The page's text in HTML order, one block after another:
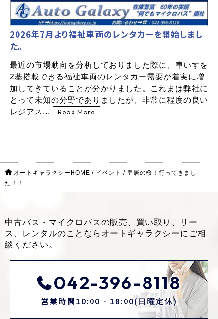
2026年7月より福祉車両のレンタカーを開始しまし
た。
最近の市場動向を分析しておりました際に、車いすを
2基搭載できる福祉車両のレンタカー需要が着実に増
加してきていることが分かりました。これまは弊社に
とって未知の分野でありましたが、非常に程度の良い
レジアス...
Read More
オートギャラクシーHOME / イベント / 皇居の桜！行ってきまし
た！！
中古バス・マイクロバスの販売、買い取り、リー
ス、レンタルのことなら オートギャラクシーにご相
談ください。
042-396-8118
営業時間10:00 - 18:00(日曜定休)